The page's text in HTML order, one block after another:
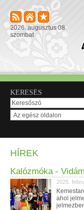
2026. augusztus 08.
szombat
KERESÉS
HÍREK
Kalózmóka -
2025.
ahol